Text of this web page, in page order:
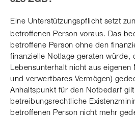
Eine Unterstützungspflicht setzt
betroffenen Person voraus. Das
betroffene Person ohne den
finanzielle Notlage geraten würde,
Lebensunterhalt nicht aus eigenen
und verwertbares Vermögen)
Anhaltspunkt für den Notbedarf
betreibungsrechtliche
betroffenen Person nicht mehr